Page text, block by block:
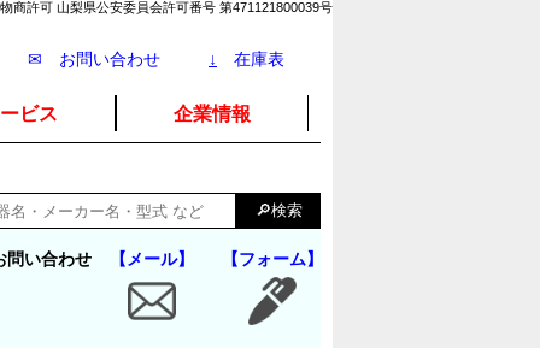
商許可 山梨県公安委員会許可番号 第471121800039号
✉ お問い合わせ ↓ 在庫表
ビス 企業情報
問い合わせ 【メール】 【フォーム】